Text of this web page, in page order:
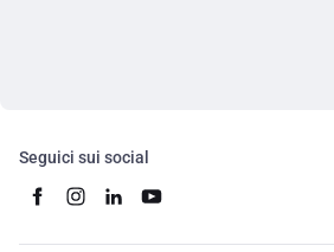
Seguici sui social